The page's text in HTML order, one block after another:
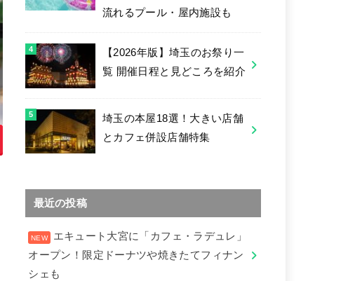
流れるプール・屋内施設も
【2026年版】埼玉のお祭り一
覧 開催日程と見どころを紹介
埼玉の本屋18選！大きい店舗
とカフェ併設店舗特集
最近の投稿
エキュート大宮に「カフェ・ラデュレ」
オープン！限定ドーナツや焼きたてフィナン
シェも